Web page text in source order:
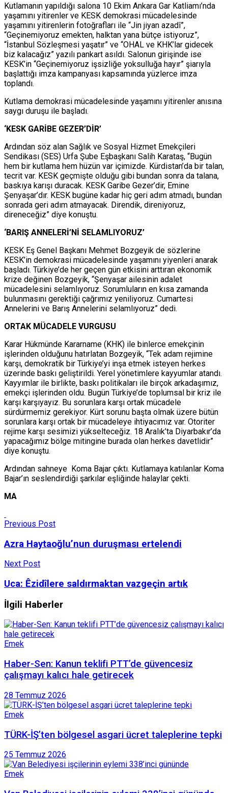
Kutlamanın yapıldığı salona 10 Ekim Ankara Gar Katliamı’nda
yaşamını yitirenler ve KESK demokrasi mücadelesinde
yaşamını yitirenlerin fotoğrafları ile “Jin jiyan azadî”,
“Geçinemiyoruz emekten, halktan yana bütçe istiyoruz”,
“İstanbul Sözleşmesi yaşatır” ve “OHAL ve KHK’lar gidecek
biz kalacağız” yazılı pankart asıldı. Salonun girişinde ise
KESK’in “Geçinemiyoruz işsizliğe yoksulluğa hayır” şiarıyla
başlattığı imza kampanyası kapsamında yüzlerce imza
toplandı.
Kutlama demokrasi mücadelesinde yaşamını yitirenler anısına
saygı duruşu ile başladı.
‘KESK GARİBE GEZER’DİR’
Ardından söz alan Sağlık ve Sosyal Hizmet Emekçileri
Sendikası (SES) Urfa Şube Eşbaşkanı Salih Karataş, “Bugün
hem bir kutlama hem hüzün var içimizde. Kürdistan’da bir talan,
tecrit var. KESK geçmişte olduğu gibi bundan sonra da talana,
baskıya karışı duracak. KESK Garibe Gezer’dir, Emine
Şenyaşar’dır. KESK bugüne kadar hiç geri adım atmadı, bundan
sonrada geri adım atmayacak. Direndik, direniyoruz,
direneceğiz” diye konuştu.
‘BARIŞ ANNELERİ’Nİ SELAMLIYORUZ’
KESK Eş Genel Başkanı Mehmet Bozgeyik de sözlerine
KESK’in demokrasi mücadelesinde yaşamını yiyenleri anarak
başladı. Türkiye’de her geçen gün etkisini arttıran ekonomik
krize değinen Bozgeyik, “Şenyaşar ailesinin adalet
mücadelesini selamlıyoruz. Sorumluların en kısa zamanda
bulunmasını gerektiği çağrımız yeniliyoruz. Cumartesi
Annelerini ve Barış Annelerini selamlıyoruz” dedi.
ORTAK MÜCADELE VURGUSU
Karar Hükmünde Kararname (KHK) ile binlerce emekçinin
işlerinden olduğunu hatırlatan Bozgeyik, “Tek adam rejimine
karşı, demokratik bir Türkiye’yi inşa etmek isteyen herkes
üzerinde baskı geliştirildi. Yerel yönetimlere kayyumlar atandı.
Kayyımlar ile birlikte, baskı politikaları ile birçok arkadaşımız,
emekçi işlerinden oldu. Bugün Türkiye’de toplumsal bir kriz ile
karşı karşıyayız. Bu sorunlara karşı ortak mücadele
sürdürmemiz gerekiyor. Kürt sorunu başta olmak üzere bütün
sorunlara karşı ortak bir mücadeleye ihtiyacımız var. Otoriter
rejime karşı sesimizi yükselteceğiz. 18 Aralık’ta Diyarbakır’da
yapacağımız bölge mitingine burada olan herkes davetlidir”
diye konuştu.
Ardından sahneye Koma Bajar çıktı. Kutlamaya katılanlar Koma
Bajar’ın seslendirdiği şarkılar eşliğinde halaylar çekti.
MA
Previous Post
Azra Haytaoğlu’nun duruşması ertelendi
Next Post
Uca: Êzidîlere saldırmaktan vazgeçin artık
İlgili Haberler
Emek
Haber-Sen: Kanun teklifi PTT’de güvencesiz
çalışmayı kalıcı hale getirecek
28 Temmuz 2026
Emek
TÜRK-İŞ’ten bölgesel asgari ücret taleplerine tepki
25 Temmuz 2026
Emek